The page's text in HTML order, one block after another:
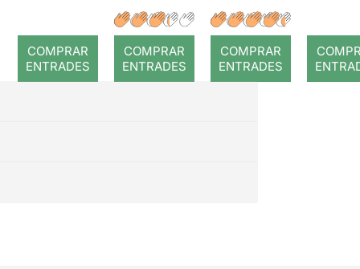
COMPRAR
ENTRADES
Els tres
porquets
COMPRAR
ENTRADES
El Petit
Príncep
COMPRAR
ENTRADES
país
les